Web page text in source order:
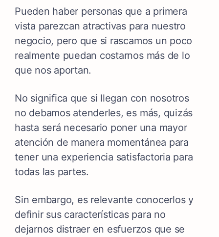
Pueden haber personas que a primera
vista parezcan atractivas para nuestro
negocio, pero que si rascamos un poco
realmente puedan costarnos más de lo
que nos aportan.
No significa que si llegan con nosotros
no debamos atenderles, es más, quizás
hasta será necesario poner una mayor
atención de manera momentánea para
tener una experiencia satisfactoria para
todas las partes.
Sin embargo, es relevante conocerlos y
definir sus características para no
dejarnos distraer en esfuerzos que se